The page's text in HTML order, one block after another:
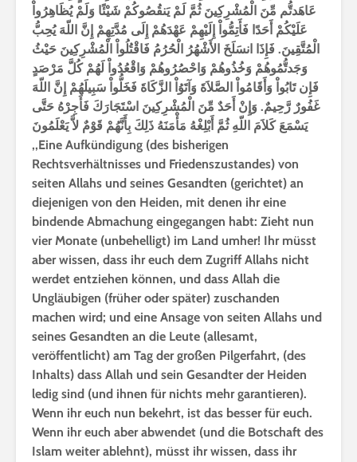
عَاهَدتُّم مِّنَ الْمُشْرِكِينَ ثُمَّ لَمْ يَنقُصُوكُمْ شَيْئًا وَلَمْ يُظَاهِرُواْ
عَلَيْكُمْ أَحَدًا فَأَتِمُّواْ إِلَيْهِمْ عَهْدَهُمْ إِلَى مُدَّتِهِمْ إِنَّ اللّهَ يُحِبُّ
الْمُتَّقِينَ. فَإِذَا انسَلَخَ الأَشْهُرُ الْحُرُمُ فَاقْتُلُواْ الْمُشْرِكِينَ حَيْثُ
وَجَدتُّمُوهُمْ وَخُذُوهُمْ وَاحْصُرُوهُمْ وَاقْعُدُواْ لَهُمْ كُلَّ مَرْصَدٍ
فَإِن تَابُواْ وَأَقَامُواْ الصَّلاَةَ وَآتَوُاْ الزَّكَاةَ فَخَلُّواْ سَبِيلَهُمْ إِنَّ اللّهَ
غَفُورٌ رَّحِيمٌ. وَإِنْ أَحَدٌ مِّنَ الْمُشْرِكِينَ اسْتَجَارَكَ فَأَجِرْهُ حَتَّى
يَسْمَعَ كَلاَمَ اللّهِ ثُمَّ أَبْلِغْهُ مَأْمَنَهُ ذَلِكَ بِأَنَّهُمْ قَوْمٌ لاَّ يَعْلَمُونَ
,,Eine Aufkündigung (des bisherigen
Rechtsverhältnisses und Friedenszustandes) von
seiten Allahs und seines Gesandten (gerichtet) an
diejenigen von den Heiden, mit denen ihr eine
bindende Abmachung eingegangen habt: Zieht nun
vier Monate (unbehelligt) im Land umher! Ihr müsst
aber wissen, dass ihr euch dem Zugriff Allahs nicht
werdet entziehen können, und dass Allah die
Ungläubigen (früher oder später) zuschanden
machen wird; und eine Ansage von seiten Allahs und
seines Gesandten an die Leute (allesamt,
veröffentlicht) am Tag der großen Pilgerfahrt, (des
Inhalts) dass Allah und sein Gesandter der Heiden
ledig sind (und ihnen für nichts mehr garantieren).
Wenn ihr euch nun bekehrt, ist das besser für euch.
Wenn ihr euch aber abwendet (und die Botschaft des
Islam weiter ablehnt), müsst ihr wissen, dass ihr